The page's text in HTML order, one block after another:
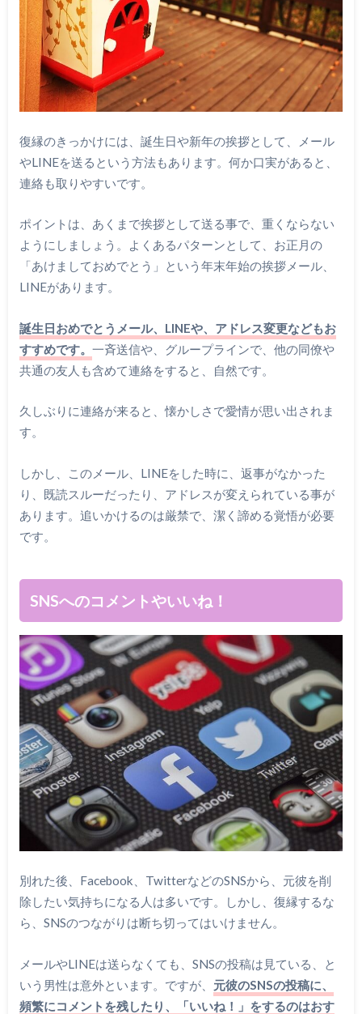
復縁のきっかけには、誕生日や新年の挨拶として、メール
やLINEを送るという方法もあります。何か口実があると、
連絡も取りやすいです。
ポイントは、あくまで挨拶として送る事で、重くならない
ようにしましょう。よくあるパターンとして、お正月の
「あけましておめでとう」という年末年始の挨拶メール、
LINEがあります。
誕生日おめでとうメール、LINEや、アドレス変更などもお
すすめです。 一斉送信や、グループラインで、他の同僚や
共通の友人も含めて連絡をすると、自然です。
久しぶりに連絡が来ると、懐かしさで愛情が思い出されま
す。
しかし、このメール、LINEをした時に、返事がなかった
り、既読スルーだったり、アドレスが変えられている事が
あります。追いかけるのは厳禁で、潔く諦める覚悟が必要
です。
SNSへのコメントやいいね！
別れた後、Facebook、TwitterなどのSNSから、元彼を削
除したい気持ちになる人は多いです。しかし、復縁するな
ら、SNSのつながりは断ち切ってはいけません。
メールやLINEは送らなくても、SNSの投稿は見ている、と
いう男性は意外といます。ですが、 元彼のSNSの投稿に、
頻繁にコメントを残したり、「いいね！」をするのはおす